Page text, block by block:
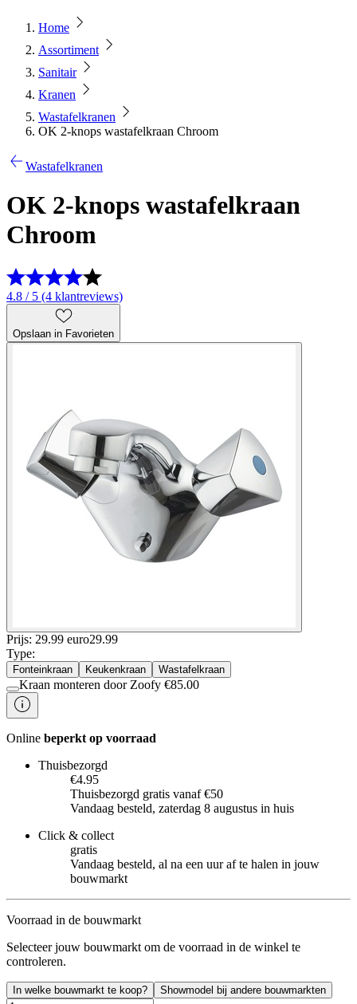
Home
Assortiment
Sanitair
Kranen
Wastafelkranen
OK 2-knops wastafelkraan Chroom
Wastafelkranen
OK 2-knops wastafelkraan
Chroom
4.8 / 5 (4 klantreviews)
Opslaan in Favorieten
Prijs: 29.99 euro29.99
Type:
Fonteinkraan Keukenkraan Wastafelkraan
Kraan monteren door Zoofy €85.00
Online beperkt op voorraad
Thuisbezorgd
€4.95
Thuisbezorgd gratis vanaf €50
Vandaag besteld, zaterdag 8 augustus in huis
Click & collect
gratis
Vandaag besteld, al na een uur af te halen in jouw
bouwmarkt
Voorraad in de bouwmarkt
Selecteer jouw bouwmarkt om de voorraad in de winkel te
controleren.
In welke bouwmarkt te koop? Showmodel bij andere bouwmarkten